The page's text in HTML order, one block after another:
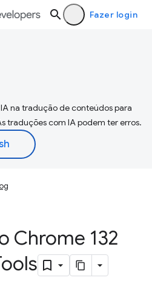
Fazer login
na tradução de conteúdos para
traduções com IA podem ter erros.
Chrome 132